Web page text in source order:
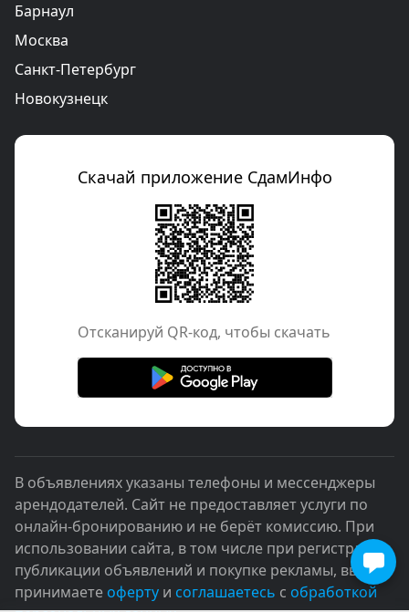
Барнаул
Москва
Санкт-Петербург
Новокузнецк
Скачай приложение СдамИнфо
Отcканируй QR-код, чтобы скачать
В объявлениях указаны телефоны и мессенджеры
арендодателей. Сайт не предоставляет услуги по
онлайн-бронированию и не берёт комиссию. При
использовании сайта, в том числе при регистрации,
публикации объявлений и покупке рекламы, вы
принимаете оферту и соглашаетесь с обработкой